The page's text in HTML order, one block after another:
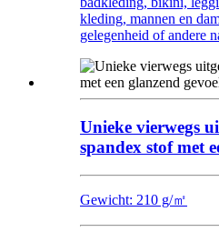
kleding, mannen en
gelegenheid of andere
Unieke vierwegs
spandex stof met
Gewicht: 210 g/㎡